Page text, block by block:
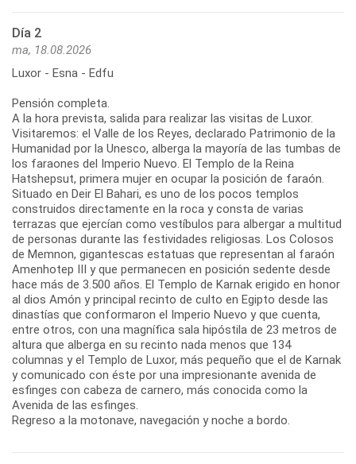
Día 2
ma, 18.08.2026
Luxor - Esna - Edfu
Pensión completa.
A la hora prevista, salida para realizar las visitas de Luxor.
Visitaremos: el Valle de los Reyes, declarado Patrimonio de la
Humanidad por la Unesco, alberga la mayoría de las tumbas de
los faraones del Imperio Nuevo. El Templo de la Reina
Hatshepsut, primera mujer en ocupar la posición de faraón.
Situado en Deir El Bahari, es uno de los pocos templos
construidos directamente en la roca y consta de varias
terrazas que ejercían como vestíbulos para albergar a multitud
de personas durante las festividades religiosas. Los Colosos
de Memnon, gigantescas estatuas que representan al faraón
Amenhotep III y que permanecen en posición sedente desde
hace más de 3.500 años. El Templo de Karnak erigido en honor
al dios Amón y principal recinto de culto en Egipto desde las
dinastías que conformaron el Imperio Nuevo y que cuenta,
entre otros, con una magnífica sala hipóstila de 23 metros de
altura que alberga en su recinto nada menos que 134
columnas y el Templo de Luxor, más pequeño que el de Karnak
y comunicado con éste por una impresionante avenida de
esfinges con cabeza de carnero, más conocida como la
Avenida de las esfinges.
Regreso a la motonave, navegación y noche a bordo.